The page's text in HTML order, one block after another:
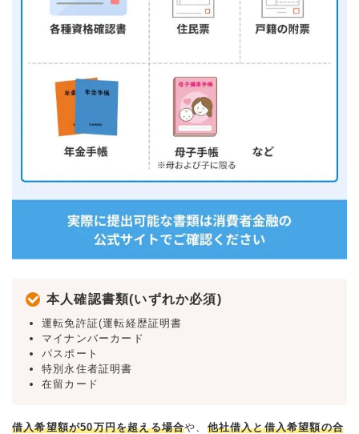
本人確認書類(いずれか必須)
運転免許証(運転経歴証明書
マイナンバーカード
パスポート
特別永住者証明書
在留カード
借入希望額が50万円を超える場合や、 他社借入と借入希望額の合